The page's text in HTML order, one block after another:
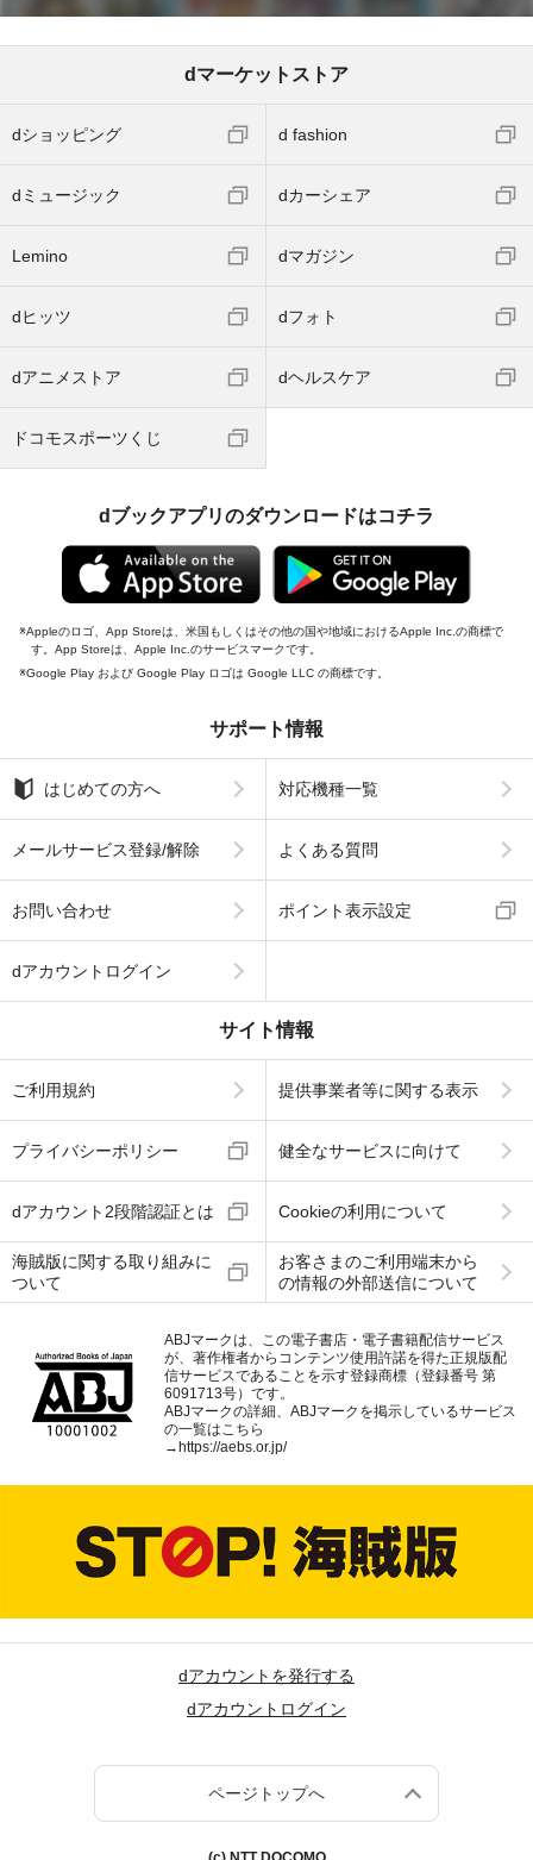
dマーケットストア
dショッピング d fashion
dミュージック dカーシェア
Lemino dマガジン
dヒッツ dフォト
dアニメストア dヘルスケア
ドコモスポーツくじ
dブックアプリのダウンロードはコチラ
Appleのロゴ、App Storeは、米国もしくはその他の国や地域におけるApple Inc.の商標で
す。App Storeは、Apple Inc.のサービスマークです。
Google Play および Google Play ロゴは Google LLC の商標です。
サポート情報
はじめての方へ 対応機種一覧
メールサービス登録/解除 よくある質問
お問い合わせ ポイント表示設定
dアカウントログイン
サイト情報
ご利用規約 提供事業者等に関する表示
プライバシーポリシー 健全なサービスに向けて
dアカウント2段階認証とは Cookieの利用について
海賊版に関する取り組みに
ついて
お客さまのご利用端末から
の情報の外部送信について
ABJマークは、この電子書店・電子書籍配信サービス
が、著作権者からコンテンツ使用許諾を得た正規版配
信サービスであることを示す登録商標（登録番号 第
6091713号）です。
ABJマークの詳細、ABJマークを掲示しているサービス
の一覧はこちら
→ https://aebs.or.jp/
dアカウントを発行する
dアカウントログイン
ページトップへ